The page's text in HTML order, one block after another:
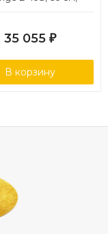
35 055 ₽
В корзину